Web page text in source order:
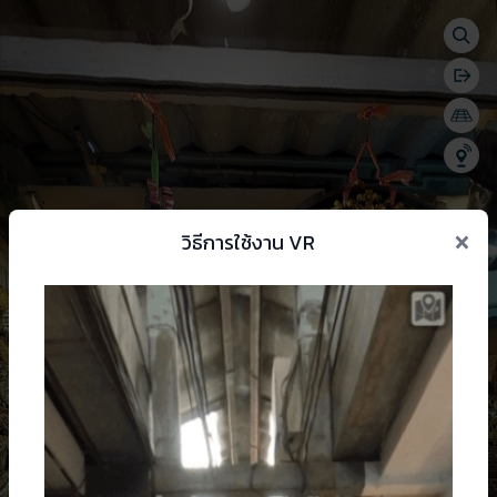
menu
language
×
วิธีการใช้งาน VR